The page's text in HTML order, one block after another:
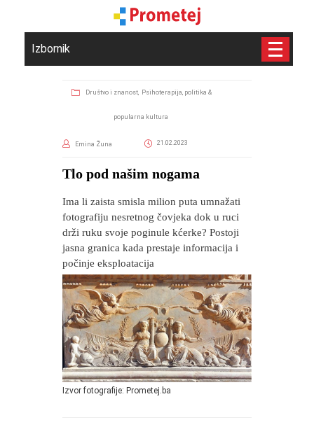
Izbornik
Društvo i znanost, Psihoterapija, politika &
popularna kultura
Emina Žuna 21.02.2023
​Tlo pod našim nogama
Ima li zaista smisla milion puta umnažati
fotografiju nesretnog čovjeka dok u ruci
drži ruku svoje poginule kćerke? Postoji
jasna granica kada prestaje informacija i
počinje eksploatacija
Izvor fotografije: Prometej.ba